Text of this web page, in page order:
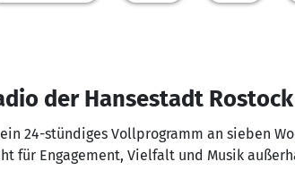
derHansestadt Rostock
24­-stündiges Vollprogramm an sieben
für Engagement, Vielfalt und Musik